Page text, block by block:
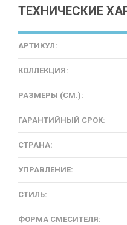
ТЕХНИЧЕСКИЕ
АРТИКУЛ:
КОЛЛЕКЦИЯ:
РАЗМЕРЫ (СМ.):
ГАРАНТИЙНЫЙ СРОК:
СТРАНА:
УПРАВЛЕНИЕ:
СТИЛЬ:
ФОРМА СМЕСИТЕЛЯ: